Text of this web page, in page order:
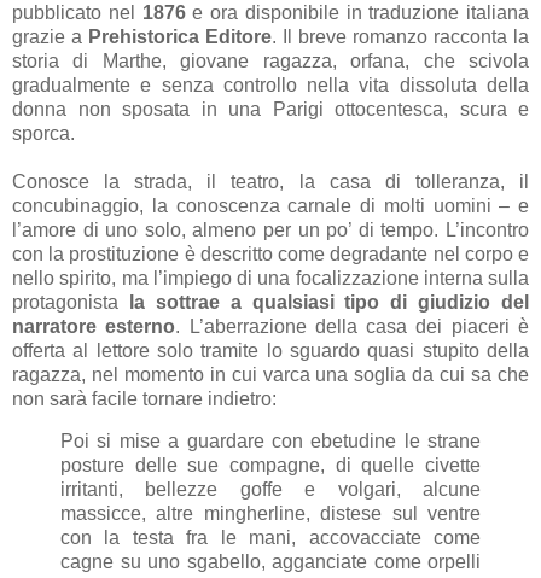
pubblicato nel 1876e ora disponibile in traduzione italiana
grazie a Prehistorica Editore. Il breve romanzo racconta la
storia di Marthe, giovane ragazza, orfana, che scivola
gradualmente e senza controllo nella vita dissoluta della
donna non sposata in una Parigi ottocentesca, scura e
sporca.
Conosce la strada, il teatro, la casa di tolleranza, il
concubinaggio, la conoscenza carnale di molti uomini – e
l’amore di uno solo, almeno per un po’ di tempo. L’incontro
con la prostituzione è descritto come degradante nel corpo e
nello spirito, ma l’impiego di una focalizzazione interna sulla
protagonista
la sottrae a qualsiasi tipo di giudizio del
narratore esterno. L’aberrazione della casa dei piaceri è
offerta al lettore solo tramite lo sguardo quasi stupito della
ragazza, nel momento in cui varca una soglia da cui sa che
non sarà facile tornare indietro:
Poi si mise a guardare con ebetudine le strane
posture delle sue compagne, di quelle civette
irritanti, bellezze goffe e volgari, alcune
massicce, altre mingherline, distese sul ventre
con la testa fra le mani, accovacciate come
cagne su uno sgabello, agganciate come orpelli